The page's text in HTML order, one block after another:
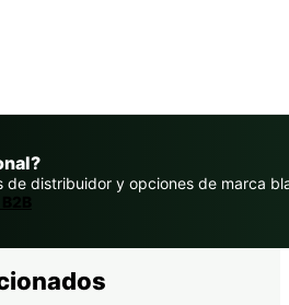
de distribuidor y opciones de marca